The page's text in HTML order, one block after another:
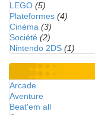
LEGO (5)
Plateformes (4)
Cinéma (3)
Société (2)
Nintendo 2DS (1)
Arcade
Aventure
Beat'em all